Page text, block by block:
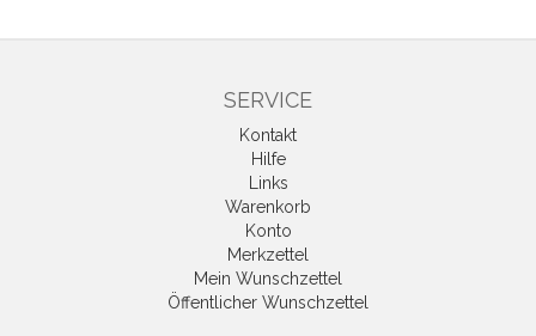
SERVICE
Kontakt
Hilfe
Links
Warenkorb
Konto
Merkzettel
Mein Wunschzettel
Öffentlicher Wunschzettel